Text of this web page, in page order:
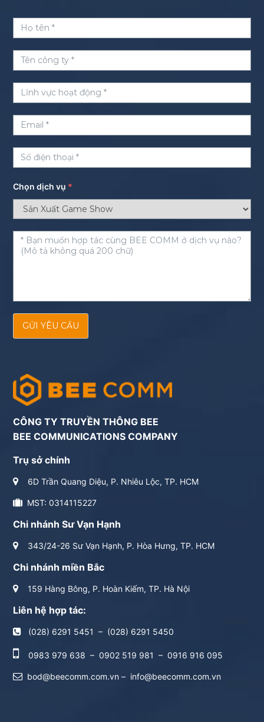
Chọn dịch vụ *
GỬI YÊU CẦU
CÔNG TY TRUYỀN THÔNG BEE
BEE COMMUNICATIONS COMPANY
Trụ sở chính
6D Trần Quang Diệu, P. Nhiêu Lộc, TP. HCM
MST: 0314115227
Chi nhánh Sư Vạn Hạnh
343/24-26 Sư Vạn Hạnh, P. Hòa Hưng, TP. HCM
Chi nhánh miền Bắc
159 Hàng Bông, P. Hoàn Kiếm, TP. Hà Nội
Liên hệ hợp tác:
(028) 6291 5451 – (028) 6291 5450
0983 979 638 – 0902 519 981 – 0916 916 095
bod@beecomm.com.vn – info@beecomm.com.vn